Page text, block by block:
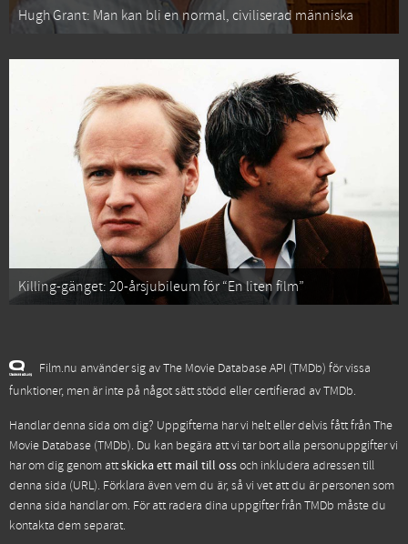
Hugh Grant: Man kan bli en normal, civiliserad människa
Killing-gänget: 20-årsjubileum för “En liten film”
Film.nu använder sig av The Movie Database API (TMDb) för vissa
funktioner, men är inte på något sätt stödd eller certifierad av TMDb.
Handlar denna sida om dig? Uppgifterna har vi helt eller delvis fått frånThe
Movie Database (TMDb). Du kan begära att vi tar bort alla personuppgifter vi
har om dig genom attskicka ett mail till ossoch inkludera adressen till
denna sida (URL). Förklara även vem du är, så vi vet att du är personen som
denna sida handlar om. För att radera dina uppgifter från TMDb måste du
kontakta dem separat.